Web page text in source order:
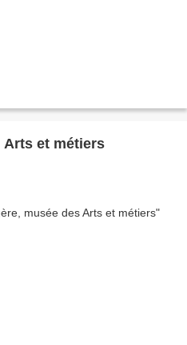
Arts et métiers